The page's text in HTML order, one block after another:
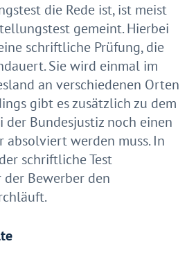
die Rede ist, ist meist
gemeint. Hierbei
schriftliche Prüfung, die
Sie wird einmal im
an verschiedenen Orten
gibt es zusätzlich zu dem
der Bundesjustiz noch einen
absolviert werden muss. In
schriftliche Test
Bewerber den